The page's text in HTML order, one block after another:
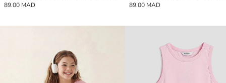
89.00 MAD
89.00 MAD